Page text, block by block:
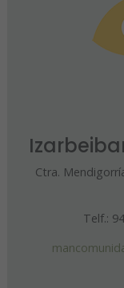
Ctra.
Telf.: